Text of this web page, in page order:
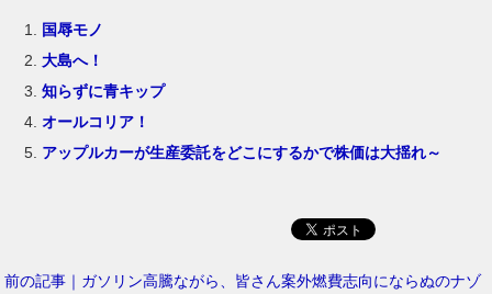
国辱モノ
大島へ！
知らずに青キップ
オールコリア！
アップルカーが生産委託をどこにするかで株価は大揺れ～
前の記事｜ガソリン高騰ながら、皆さん案外燃費志向にならぬのナゾ